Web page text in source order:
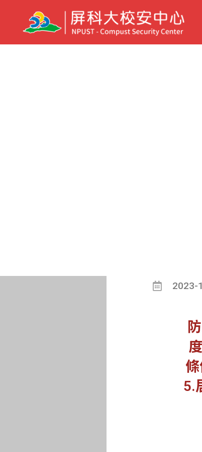
2023-
5.